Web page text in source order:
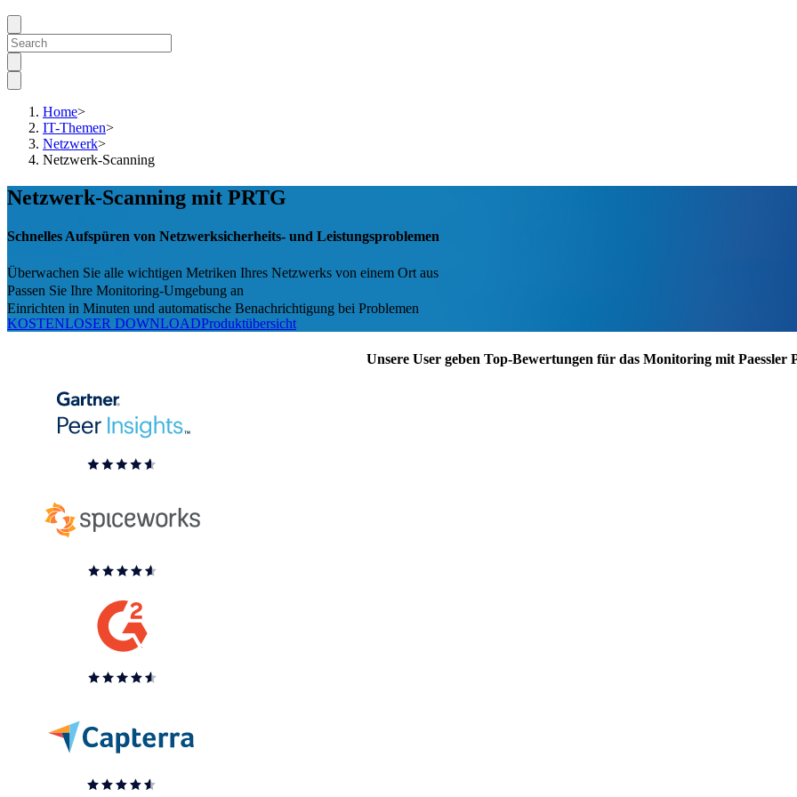
Home>
IT-Themen>
Netzwerk>
Netzwerk-Scanning
Netzwerk-Scanning mit PRTG
Schnelles Aufspüren von Netzwerksicherheits- und Leistungsproblemen
Überwachen Sie alle wichtigen Metriken Ihres Netzwerks von einem Ort aus
Passen Sie Ihre Monitoring-Umgebung an
Einrichten in Minuten und automatische Benachrichtigung bei Problemen
KOSTENLOSER DOWNLOADProduktübersicht
Unsere User geben Top-Bewertungen für das Monitoring mit Paessler